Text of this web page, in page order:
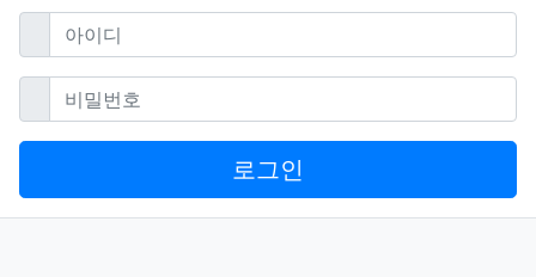
아이디필수
비밀번호필수
로그인